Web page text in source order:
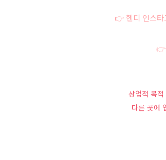
👉 헨디 인스타
👉
상업적 목
다른 곳에